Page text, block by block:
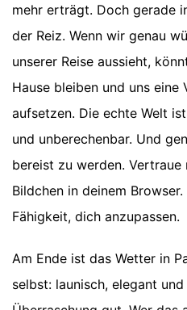
mehr erträgt. Doch gerade
der Reiz. Wenn wir genau
unserer Reise aussieht,
Hause bleiben und uns
aufsetzen. Die echte Welt
und unberechenbar. Und
bereist zu werden.
Bildchen in deinem
Fähigkeit, dich anzupassen.
Am Ende ist das Wetter in
selbst: launisch, elegant